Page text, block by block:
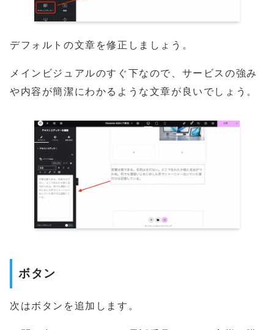
デフォルトの文章を修正しましょう。
メインビジュアルのすぐ下なので、サービスの強み
や内容が簡潔にわかるような文章が良いでしょう。
ボタ ン
次はボタンを追加します。